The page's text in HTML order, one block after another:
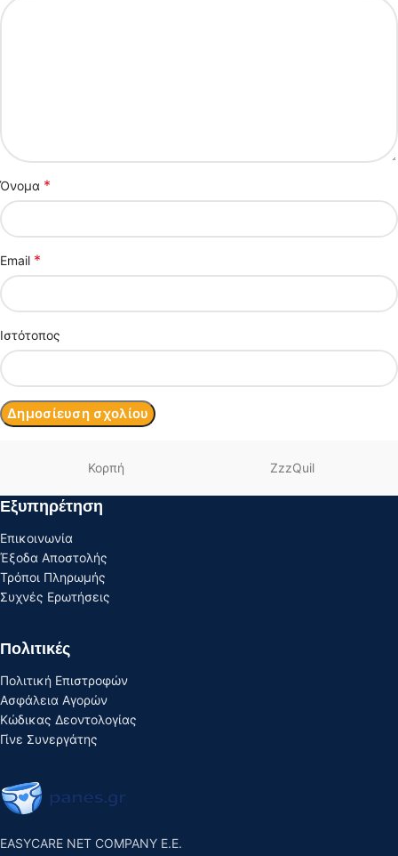
Όνομα *
Email *
Ιστότοπος
Κορπή ZzzQuil
Εξυπηρέτηση
Επικοινωνία
Έξοδα Αποστολής
Τρόποι Πληρωμής
Συχνές Ερωτήσεις
Πολιτικές
Πολιτική Επιστροφών
Ασφάλεια Αγορών
Κώδικας Δεοντολογίας
Γίνε Συνεργάτης
EASYCARE NET COMPANY E.E.